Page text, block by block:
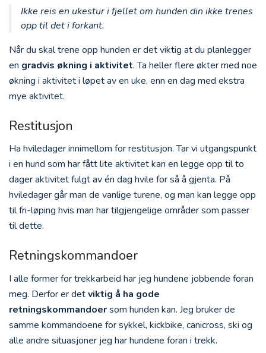
Ikke reis en ukestur i fjellet om hunden din ikke trenes
opp til det i forkant.
Når du skal trene opp hunden er det viktig at du planlegger
en gradvis økning i aktivitet. Ta heller flere økter med noe
økning i aktivitet i løpet av en uke, enn en dag med ekstra
mye aktivitet.
Restitusjon
Ha hviledager innimellom for restitusjon. Tar vi utgangspunkt
i en hund som har fått lite aktivitet kan en legge opp til to
dager aktivitet fulgt av én dag hvile for så å gjenta. På
hviledager går man de vanlige turene, og man kan legge opp
til fri-løping hvis man har tilgjengelige områder som passer
til dette.
Retningskommandoer
I alle former for trekkarbeid har jeg hundene jobbende foran
meg. Derfor er detviktig å ha gode
retningskommandoersom hunden kan. Jeg bruker de
samme kommandoene for sykkel, kickbike, canicross, ski og
alle andre situasjoner jeg har hundene foran i trekk.